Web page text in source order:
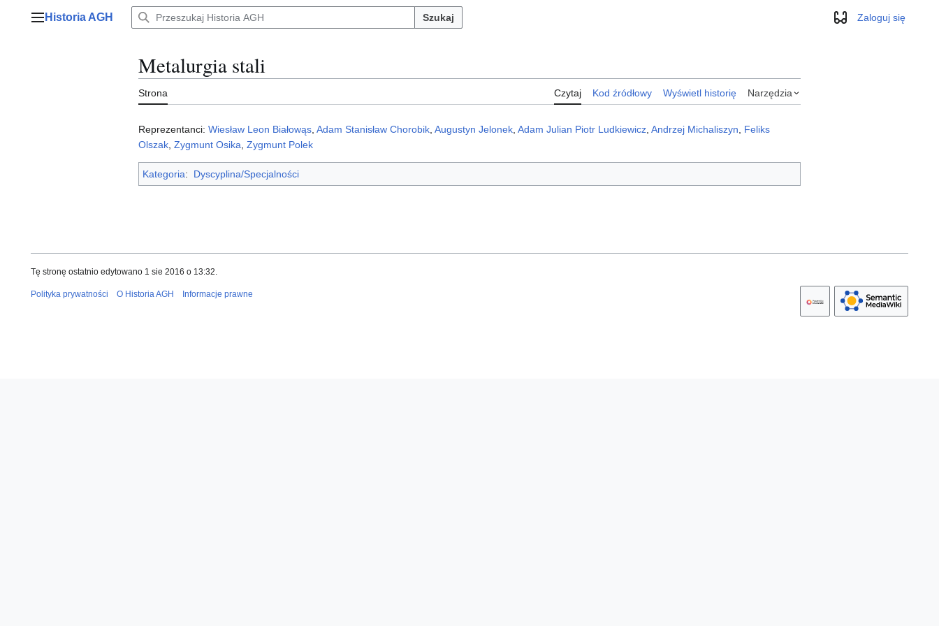
Menu główne
Historia AGH Szukaj WyglądZaloguj się
Metalurgia stali
Strona Czytaj Kod źródłowy Wyświetl historię Narzędzia
Reprezentanci: Wiesław Leon Białowąs Adam Stanisław Chorobik Augustyn Jelonek Adam Julian Piotr Ludkiewicz Andrzej Michaliszyn
Feliks
Olszak Zygmunt Osika Zygmunt Polek
Kategoria: Dyscyplina/Specjalności
Tę stronę ostatnio edytowano 1 sie 2016 o 13:32.
Polityka prywatności O Historia AGH Informacje prawne